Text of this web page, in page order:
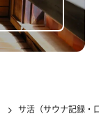
サ活（サウナ記録・